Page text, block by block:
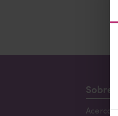
Sobre
Acerca